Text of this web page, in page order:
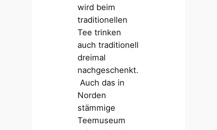
wird beim
traditionellen
Tee trinken
auch traditionell
dreimal
nachgeschenkt.
Auch das in
Norden
stämmige
Teemuseum